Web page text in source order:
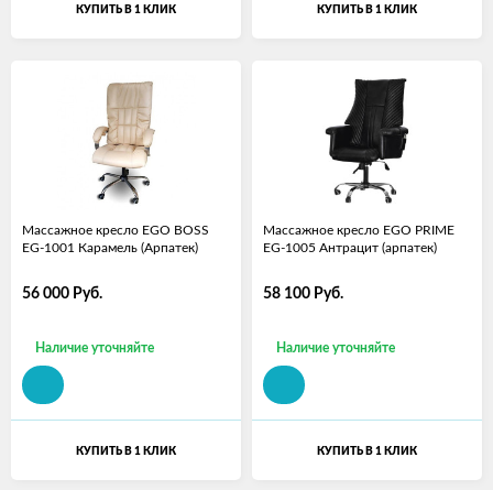
КУПИТЬ В 1 КЛИК КУПИТЬ В 1 КЛИК
Массажное кресло EGO BOSS
EG-1001 Карамель (Арпатек)
56 000 Руб.
Наличие уточняйте
КУПИТЬ В 1 КЛИК
Массажное кресло EGO PRIME
EG-1005 Антрацит (арпатек)
58 100 Руб.
Наличие уточняйте
КУПИТЬ В 1 КЛИК